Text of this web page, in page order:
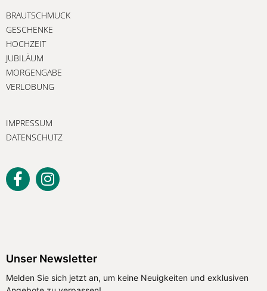
BRAUTSCHMUCK
GESCHENKE
HOCHZEIT
JUBILÄUM
MORGENGABE
VERLOBUNG
IMPRESSUM
DATENSCHUTZ
Unser Newsletter
Melden Sie sich jetzt an, um keine Neuigkeiten und exklusiven